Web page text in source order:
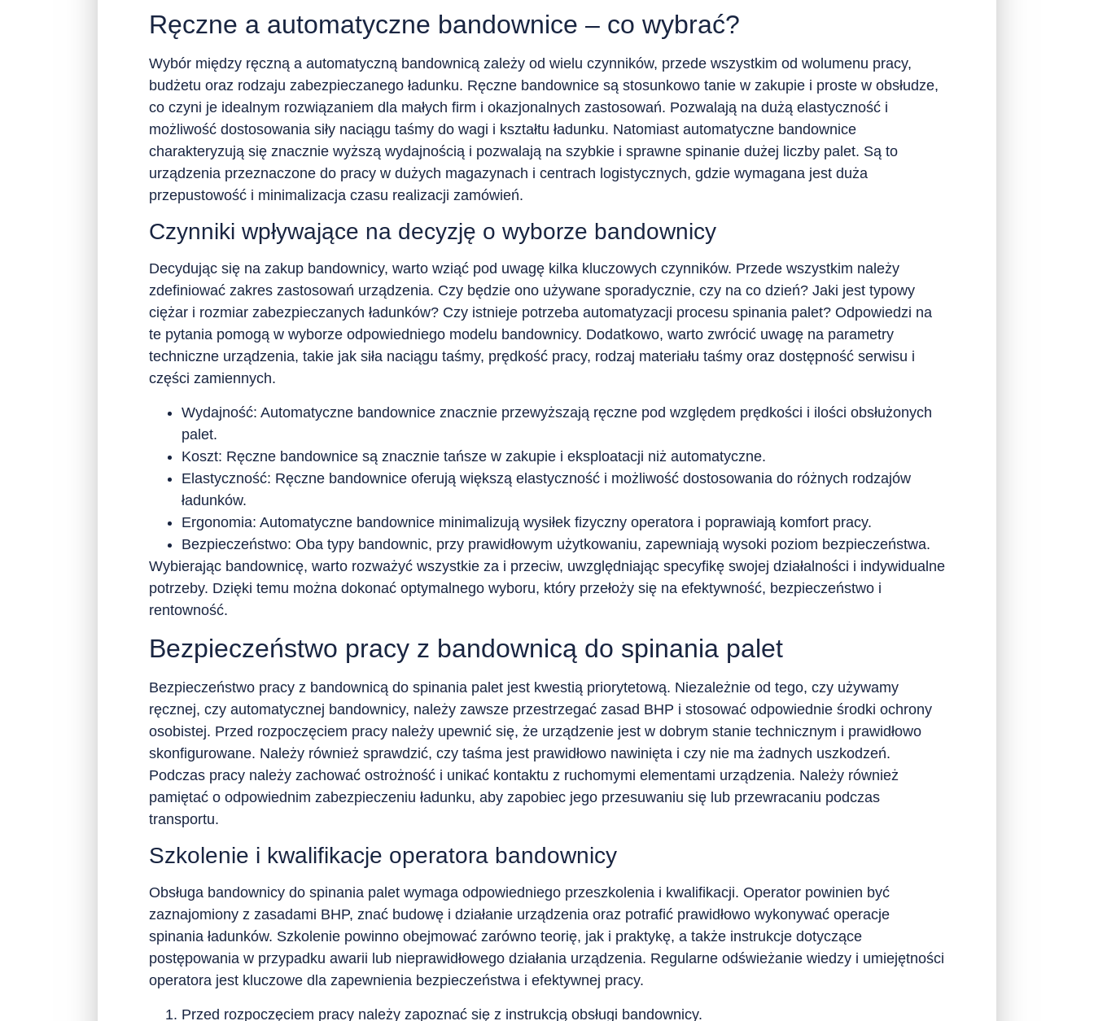
Ręczne a automatyczne bandownice – co wybrać?
Wybór między ręczną a automatyczną bandownicą zależy od wielu czynników, przede wszystkim od wolumenu pracy,
budżetu oraz rodzaju zabezpieczanego ładunku. Ręczne bandownice są stosunkowo tanie w zakupie i proste w obsłudze,
co czyni je idealnym rozwiązaniem dla małych firm i okazjonalnych zastosowań. Pozwalają na dużą elastyczność i
możliwość dostosowania siły naciągu taśmy do wagi i kształtu ładunku. Natomiast automatyczne bandownice
charakteryzują się znacznie wyższą wydajnością i pozwalają na szybkie i sprawne spinanie dużej liczby palet. Są to
urządzenia przeznaczone do pracy w dużych magazynach i centrach logistycznych, gdzie wymagana jest duża
przepustowość i minimalizacja czasu realizacji zamówień.
Czynniki wpływające na decyzję o wyborze bandownicy
Decydując się na zakup bandownicy, warto wziąć pod uwagę kilka kluczowych czynników. Przede wszystkim należy
zdefiniować zakres zastosowań urządzenia. Czy będzie ono używane sporadycznie, czy na co dzień? Jaki jest typowy
ciężar i rozmiar zabezpieczanych ładunków? Czy istnieje potrzeba automatyzacji procesu spinania palet? Odpowiedzi na
te pytania pomogą w wyborze odpowiedniego modelu bandownicy. Dodatkowo, warto zwrócić uwagę na parametry
techniczne urządzenia, takie jak siła naciągu taśmy, prędkość pracy, rodzaj materiału taśmy oraz dostępność serwisu i
części zamiennych.
Wydajność: Automatyczne bandownice znacznie przewyższają ręczne pod względem prędkości i ilości obsłużonych
palet.
Koszt: Ręczne bandownice są znacznie tańsze w zakupie i eksploatacji niż automatyczne.
Elastyczność: Ręczne bandownice oferują większą elastyczność i możliwość dostosowania do różnych rodzajów
ładunków.
Ergonomia: Automatyczne bandownice minimalizują wysiłek fizyczny operatora i poprawiają komfort pracy.
Bezpieczeństwo: Oba typy bandownic, przy prawidłowym użytkowaniu, zapewniają wysoki poziom bezpieczeństwa.
Wybierając bandownicę, warto rozważyć wszystkie za i przeciw, uwzględniając specyfikę swojej działalności i indywidualne
potrzeby. Dzięki temu można dokonać optymalnego wyboru, który przełoży się na efektywność, bezpieczeństwo i
rentowność.
Bezpieczeństwo pracy z bandownicą do spinania palet
Bezpieczeństwo pracy z bandownicą do spinania palet jest kwestią priorytetową. Niezależnie od tego, czy używamy
ręcznej, czy automatycznej bandownicy, należy zawsze przestrzegać zasad BHP i stosować odpowiednie środki ochrony
osobistej. Przed rozpoczęciem pracy należy upewnić się, że urządzenie jest w dobrym stanie technicznym i prawidłowo
skonfigurowane. Należy również sprawdzić, czy taśma jest prawidłowo nawinięta i czy nie ma żadnych uszkodzeń.
Podczas pracy należy zachować ostrożność i unikać kontaktu z ruchomymi elementami urządzenia. Należy również
pamiętać o odpowiednim zabezpieczeniu ładunku, aby zapobiec jego przesuwaniu się lub przewracaniu podczas
transportu.
Szkolenie i kwalifikacje operatora bandownicy
Obsługa bandownicy do spinania palet wymaga odpowiedniego przeszkolenia i kwalifikacji. Operator powinien być
zaznajomiony z zasadami BHP, znać budowę i działanie urządzenia oraz potrafić prawidłowo wykonywać operacje
spinania ładunków. Szkolenie powinno obejmować zarówno teorię, jak i praktykę, a także instrukcje dotyczące
postępowania w przypadku awarii lub nieprawidłowego działania urządzenia. Regularne odświeżanie wiedzy i umiejętności
operatora jest kluczowe dla zapewnienia bezpieczeństwa i efektywnej pracy.
Przed rozpoczęciem pracy należy zapoznać się z instrukcją obsługi bandownicy.